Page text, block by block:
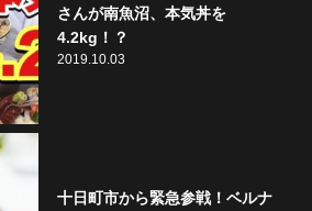
さんが南魚沼、本気丼を
4.2kg！？
2019.10.03
十日町市から緊急参戦！ベルナ